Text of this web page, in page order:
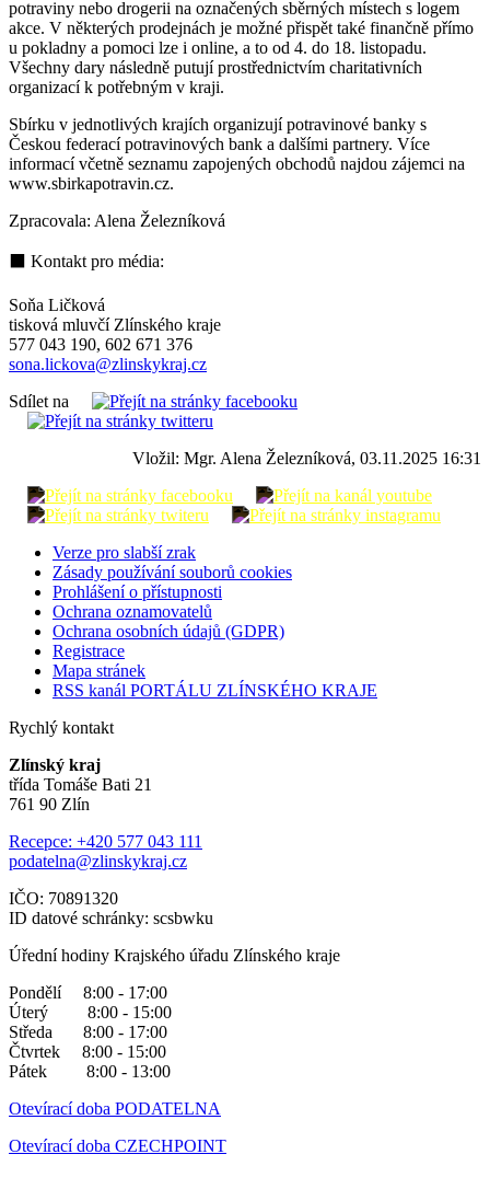
potraviny nebo drogerii na označených sběrných místech s logem
akce. V některých prodejnách je možné přispět také finančně přímo
u pokladny a pomoci lze i online, a to od 4. do 18. listopadu.
Všechny dary následně putují prostřednictvím charitativních
organizací k potřebným v kraji.
Sbírku v jednotlivých krajích organizují potravinové banky s
Českou federací potravinových bank a dalšími partnery. Více
informací včetně seznamu zapojených obchodů najdou zájemci na
www.sbirkapotravin.cz.
Zpracovala: Alena Železníková
⬛ Kontakt pro média:
Soňa Ličková
tisková mluvčí Zlínského kraje
577 043 190, 602 671 376
sona.lickova@zlinskykraj.cz
Sdílet na
Vložil: Mgr. Alena Železníková, 03.11.2025 16:31
Verze pro slabší zrak
Zásady používání souborů cookies
Prohlášení o přístupnosti
Ochrana oznamovatelů
Ochrana osobních údajů (GDPR)
Registrace
Mapa stránek
RSS kanál PORTÁLU ZLÍNSKÉHO KRAJE
Rychlý kontakt
Zlínský kraj
třída Tomáše Bati 21
761 90 Zlín
Recepce: +420 577 043 111
podatelna@zlinskykraj.cz
IČO: 70891320
ID datové schránky: scsbwku
Úřední hodiny Krajského úřadu Zlínského kraje
Pondělí 8:00 - 17:00
Úterý 8:00 - 15:00
Středa 8:00 - 17:00
Čtvrtek 8:00 - 15:00
Pátek 8:00 - 13:00
Otevírací doba PODATELNA
Otevírací doba CZECHPOINT